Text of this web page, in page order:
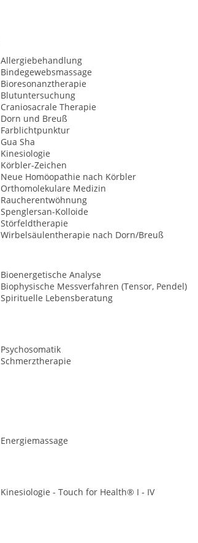
Allergiebehandlung
Bindegewebsmassage
Bioresonanztherapie
Blutuntersuchung
Craniosacrale Therapie
Dorn und Breuß
Farblichtpunktur
Gua Sha
Kinesiologie
Körbler-Zeichen
Neue Homöopathie nach Körbler
Orthomolekulare Medizin
Raucherentwöhnung
Spenglersan-Kolloide
Störfeldtherapie
Wirbelsäulentherapie nach Dorn/Breuß
Bioenergetische Analyse
Biophysische Messverfahren (Tensor, Pendel)
Spirituelle Lebensberatung
Psychosomatik
Schmerztherapie
Energiemassage
Kinesiologie - Touch for Health® I - IV